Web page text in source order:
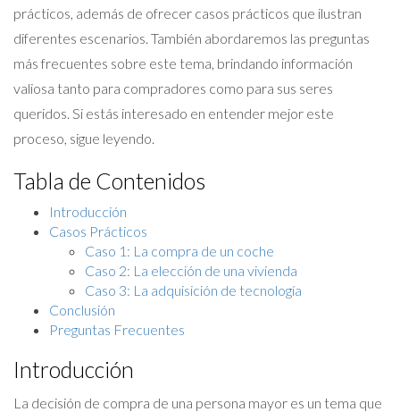
prácticos, además de ofrecer casos prácticos que ilustran
diferentes escenarios. También abordaremos las preguntas
más frecuentes sobre este tema, brindando información
valiosa tanto para compradores como para sus seres
queridos. Si estás interesado en entender mejor este
proceso, sigue leyendo.
Tabla de Contenidos
Introducción
Casos Prácticos
Caso 1: La compra de un coche
Caso 2: La elección de una vivienda
Caso 3: La adquisición de tecnología
Conclusión
Preguntas Frecuentes
Introducción
La decisión de compra de una persona mayor es un tema que